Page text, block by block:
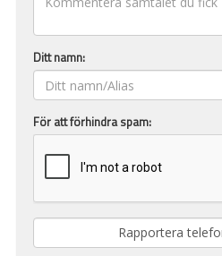
Ditt namn:
För att förhindra spam: